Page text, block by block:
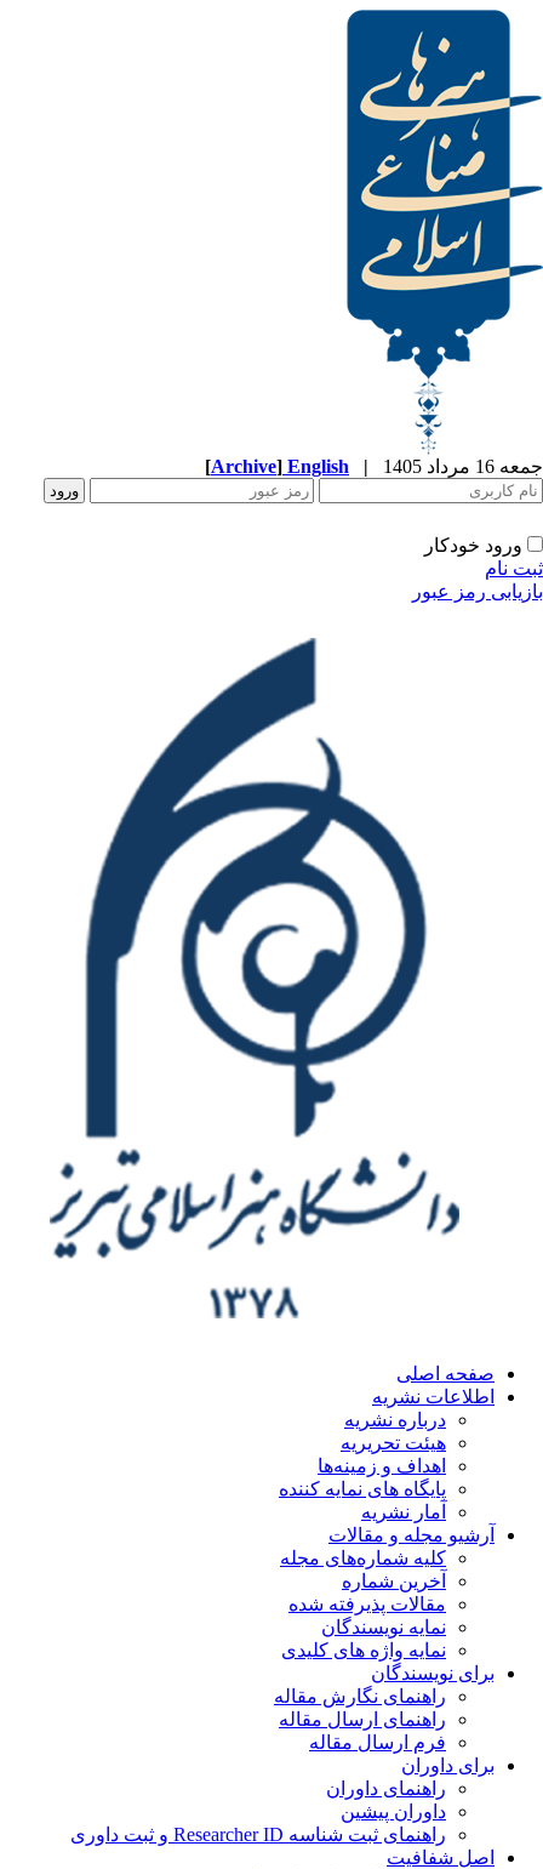
|
English
[ Archive
عبور
اصلی
نشریه
درباره نشریه
هیئت تحریریه
اهداف و زمینه‌ها
پایگاه های نمایه کننده
آمار نشریه
مجله و مقالات
کلیه شماره‌های مجله
آخرین شماره
مقالات پذیرفته شده
نمایه نویسندگان
نمایه واژه های کلیدی
نویسندگان
راهنمای نگارش مقاله
راهنمای ارسال مقاله
فرم ارسال مقاله
داوران
راهنمای داوران
داوران پیشین
راهنمای ثبت شناسه Researcher ID و ثبت داوری
شفافیت